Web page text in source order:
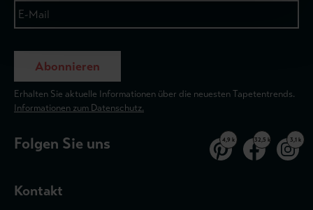
Abonnieren
Erhalten Sie aktuelle Informationen über die neuesten Tapetentrends.
Informationen zum Datenschutz.
Folgen Sie uns 4,9 k 32,5 k 3,1 k
Kontakt